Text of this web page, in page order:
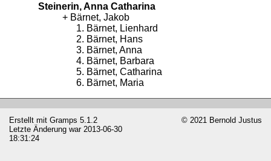
Steinerin, Anna Catharina
Bärnet, Jakob
Bärnet, Lienhard
Bärnet, Hans
Bärnet, Anna
Bärnet, Barbara
Bärnet, Catharina
Bärnet, Maria
Erstellt mit Gramps 5.1.2
Letzte Änderung war 2013-06-30
18:31:24
© 2021 Bernold Justus